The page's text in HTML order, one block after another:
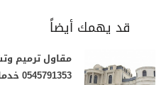
قد يهمك أيضاً
مقاول ترميم
0545791353 خدمات عالية الجودة بأيدي خبراء